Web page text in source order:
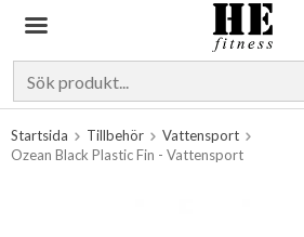
Startsida Tillbehör
Vattensport
Ozean Black Plastic Fin - Vattensport